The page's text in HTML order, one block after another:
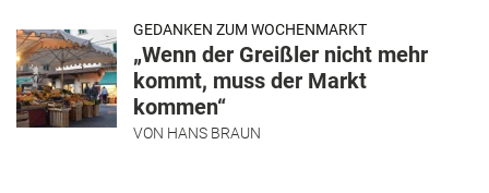
GEDANKEN ZUM WOCHENMARKT
„Wenn der Greißler nicht mehr
kommt, muss der Markt
kommen“
VON HANS BRAUN